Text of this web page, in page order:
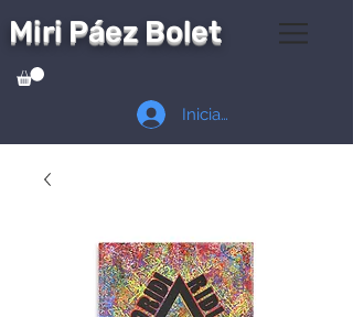
Miri Páez Bolet
Iniciar sesión